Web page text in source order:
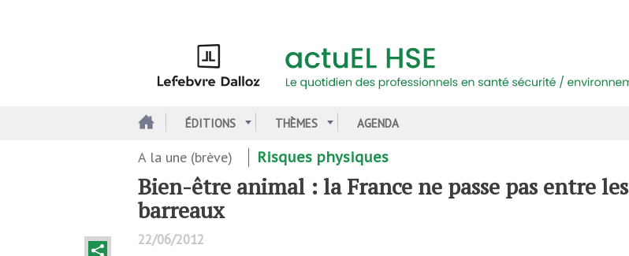
ÉDITIONS THÈMES AGENDA
A la une (brève) Risques physiques
Bien-être animal : la France ne passe pas entre les
barreaux
22/06/2012